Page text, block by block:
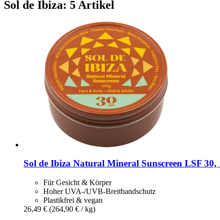
Sol de Ibiza: 5 Artikel
Sol de Ibiza Natural Mineral Sunscreen LSF 30,
Für Gesicht & Körper
Hoher UVA-/UVB-Breitbandschutz
Plastikfrei & vegan
26,49 € (264,90 € / kg)